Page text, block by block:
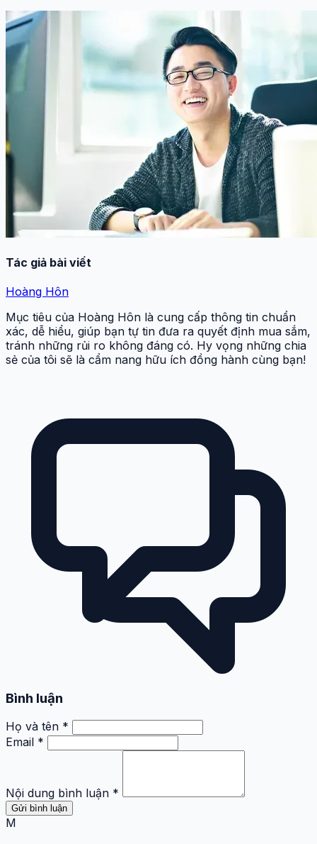
Tác giả bài viết
Hoàng Hôn
Mục tiêu của Hoàng Hôn là cung cấp thông tin chuẩn
xác, dễ hiểu, giúp bạn tự tin đưa ra quyết định mua sắm,
tránh những rủi ro không đáng có. Hy vọng những chia
sẻ của tôi sẽ là cẩm nang hữu ích đồng hành cùng bạn!
Bình luận
Họ và tên *
Email *
Nội dung bình luận *
Gửi bình luận
M